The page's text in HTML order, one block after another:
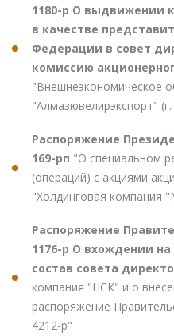
1180-р О выдвижении
в качестве
Федерации в совет
комиссию
"Внешнеэкономическое
"Алмазювелирэкспорт"
Распоряжение
169-рп "О специальном
(операций) с акциями
"Холдинговая
Распоряжение
1176-р О вхождении
состав совета
компания "НСК" и о
распоряжение
4212-р"